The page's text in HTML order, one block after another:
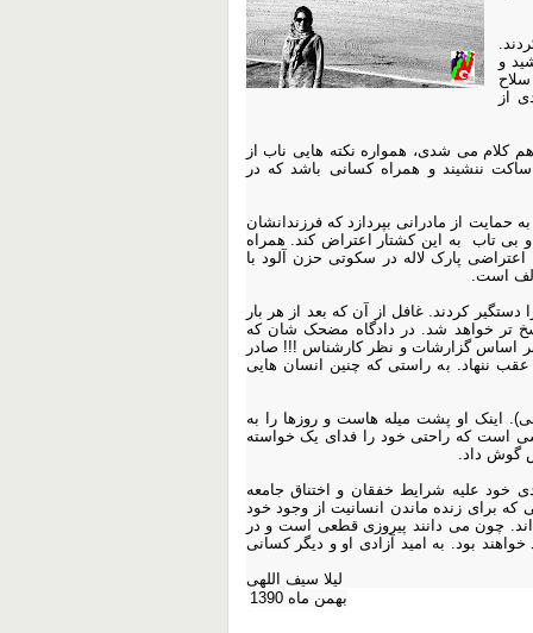
و
از
هم کلام می شدی، همواره نکته هایی ناب از
ننشیند و همراه کسانی باشد که در
حمایت از مادرانی بپردازد که فرزندانشان
بی تاب به این کشتار اعتراض کند. همراه
اعتراضی پارک لاله در سکوتی حزن آلود با
است.
کردند. غافل از آن که بعد از هر بار
تر خواهد شد. در دادگاه مضحک شان که
اساس گزارشات و نظر کارشناس !!! صادر
ننهاد. به راستی که چنین انسان هایی
اینک او پشت میله هاست و روزها را به
است که راحتی خود را فدای یک خواسته
گوش داد.
خود علیه شرایط خفقان و اختناق جامعه
که برای زنده ماندن انسانیت از وجود خود
اند. چون می دانند پیروزی قطعی است و در
بود. به امید آزادی او و دیگر کسانی
لیلا سیف اللهی
بهمن ماه 1390